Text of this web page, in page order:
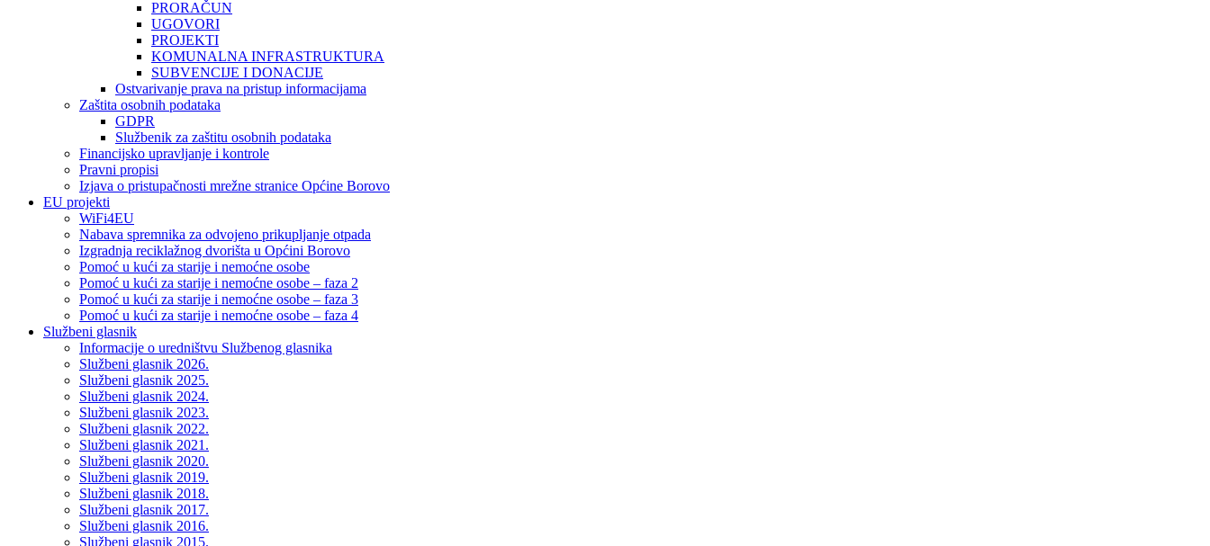
PRORAČUN
UGOVORI
PROJEKTI
KOMUNALNA INFRASTRUKTURA
SUBVENCIJE I DONACIJE
Ostvarivanje prava na pristup informacijama
Zaštita osobnih podataka
GDPR
Službenik za zaštitu osobnih podataka
Financijsko upravljanje i kontrole
Pravni propisi
Izjava o pristupačnosti mrežne stranice Općine Borovo
EU projekti
WiFi4EU
Nabava spremnika za odvojeno prikupljanje otpada
Izgradnja reciklažnog dvorišta u Općini Borovo
Pomoć u kući za starije i nemoćne osobe
Pomoć u kući za starije i nemoćne osobe – faza 2
Pomoć u kući za starije i nemoćne osobe – faza 3
Pomoć u kući za starije i nemoćne osobe – faza 4
Službeni glasnik
Informacije o uredništvu Službenog glasnika
Službeni glasnik 2026.
Službeni glasnik 2025.
Službeni glasnik 2024.
Službeni glasnik 2023.
Službeni glasnik 2022.
Službeni glasnik 2021.
Službeni glasnik 2020.
Službeni glasnik 2019.
Službeni glasnik 2018.
Službeni glasnik 2017.
Službeni glasnik 2016.
Službeni glasnik 2015.